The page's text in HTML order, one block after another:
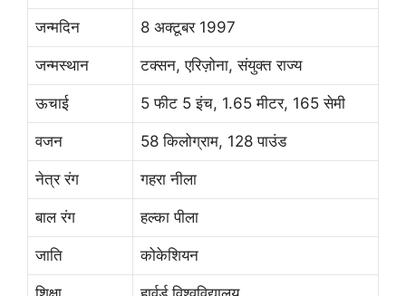
जन्मदिन 8 अक्टूबर 1997
जन्मस्थान टक्सन, एरिज़ोना, संयुक्त राज्य
ऊचाई 5 फीट 5 इंच, 1.65 मीटर, 165 सेमी
वजन 58 किलोग्राम, 128 पाउंड
नेत्र रंग गहरा नीला
बाल रंग हल्का पीला
जाति कोकेशियन